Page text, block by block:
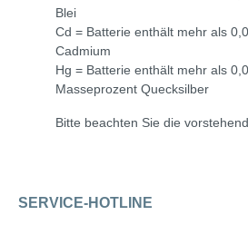
Blei
Cd = Batterie enthält mehr als
Cadmium
Hg = Batterie enthält mehr als
Masseprozent Quecksilber
Bitte beachten Sie die
SERVICE-HOTLINE